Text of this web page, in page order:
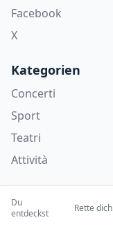
Facebook
X
Kategorien
Concerti
Sport
Teatri
Attività
Über uns
Du
entdeckst
Rette dich